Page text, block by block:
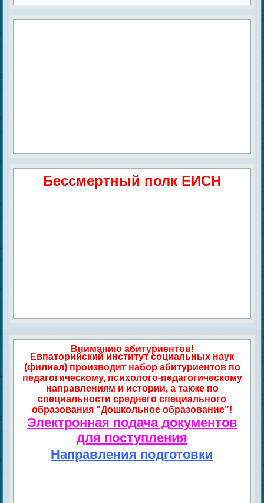
Бессмертный полк ЕИСН
Вниманию абитуриентов!
Евпаторийский институт социальных наук
(филиал) производит набор абитуриентов по
педагогическому, психолого-педагогическому
направлениям и истории, а также по
специальности среднего специального
образования "Дошкольное образование"!
Электронная подача документов
для поступления
Направления подготовки